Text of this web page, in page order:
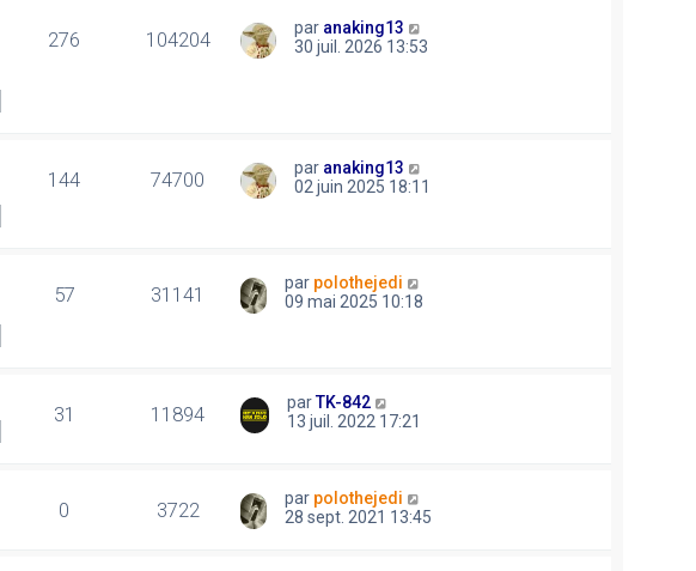
276 104204 par anaking13
30 juil. 2026 13:53
144 74700 par anaking13
02 juin 2025 18:11
57 31141 par polothejedi
09 mai 2025 10:18
31 11894 parTK-842
13 juil. 2022 17:21
0 3722 par polothejedi
28 sept. 2021 13:45